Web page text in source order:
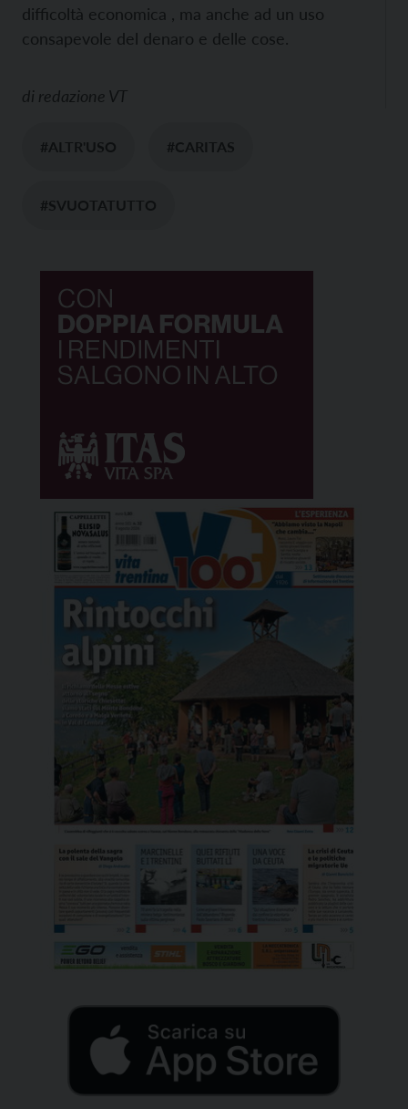
difficoltà economica , ma anche ad un uso
consapevole del denaro e delle cose.
di redazione VT
#ALTR'USO #CARITAS
#SVUOTATUTTO